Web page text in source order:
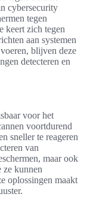
cybersecurity
tegen
keert zich tegen
aan systemen
blijven deze
detecteren en
voor het
voortdurend
sneller te reageren
van
maar ook
ze kunnen
oplossingen maakt